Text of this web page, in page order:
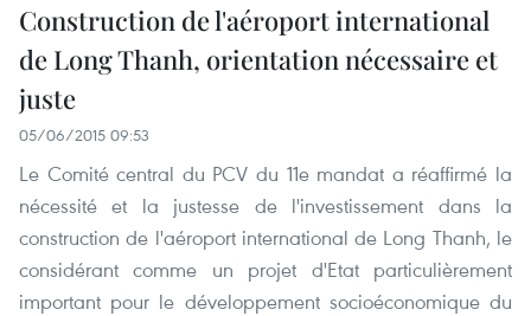
Construction de l'aéroport international
de Long Thanh, orientation nécessaire et
juste
05/06/2015 09:53
Le Comité central du PCV du 11e mandat a réaffirmé la
nécessité et la justesse de l'investissement dans la
construction de l'aéroport international de Long Thanh, le
considérant comme un projet d'Etat particulièrement
important pour le développement socioéconomique du